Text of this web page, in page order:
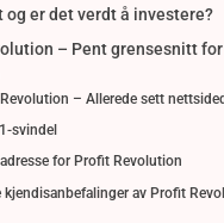
og er det verdt å investere?
– Pent grensesnitt
– Allerede sett
svindel
adresse for Profit Revolution
kjendisanbefalinger av Profit